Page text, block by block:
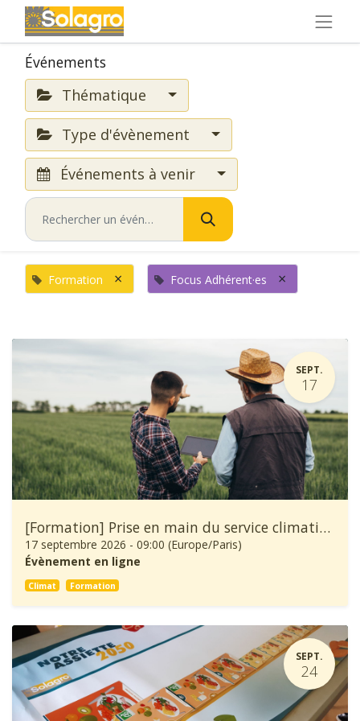
Événements
Thématique
Type d'évènement
Événements à venir
Formation × Focus Adhérent·es ×
SEPT.
17
[Formation] Prise en main du service climatique Climadiag Agriculture et Forêt
17 septembre 2026 - 09:00 (Europe/Paris)
Évènement en ligne
Climat Formation
SEPT.
24